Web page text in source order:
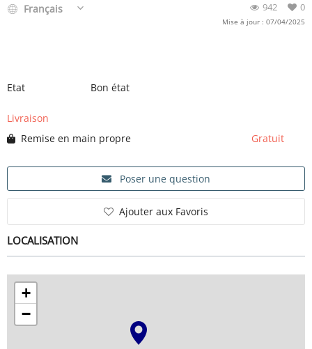
0
942
Français
Mise à jour : 07/04/2025
Etat Bon état
Livraison
Remise en main propre
Gratuit
Poser une question
Ajouter aux Favoris
LOCALISATION
+
−